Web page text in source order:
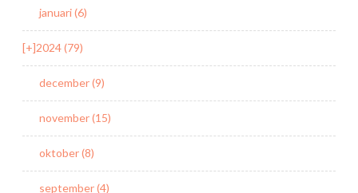
januari (6)
[+]2024 (79)
december (9)
november (15)
oktober (8)
september (4)